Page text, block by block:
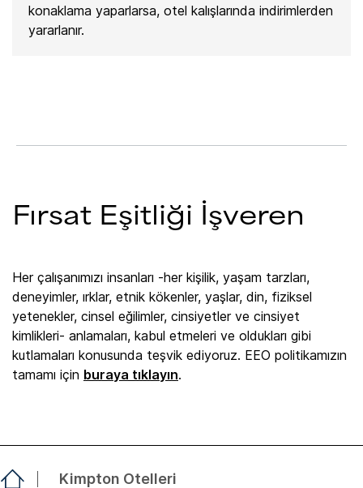
konaklama yaparlarsa, otel kalışlarında indirimlerden
yararlanır.
Fırsat Eşitliği İşveren
Her çalışanımızı insanları -her kişilik, yaşam tarzları,
deneyimler, ırklar, etnik kökenler, yaşlar, din, fiziksel
yetenekler, cinsel eğilimler, cinsiyetler ve cinsiyet
kimlikleri- anlamaları, kabul etmeleri ve oldukları gibi
kutlamaları konusunda teşvik ediyoruz. EEO politikamızın
tamamı için buraya tıklayın.
Kimpton Otelleri